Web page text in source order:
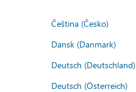
Čeština (Česko)
Dansk (Danmark)
Deutsch (Deutschland)
Deutsch (Österreich)